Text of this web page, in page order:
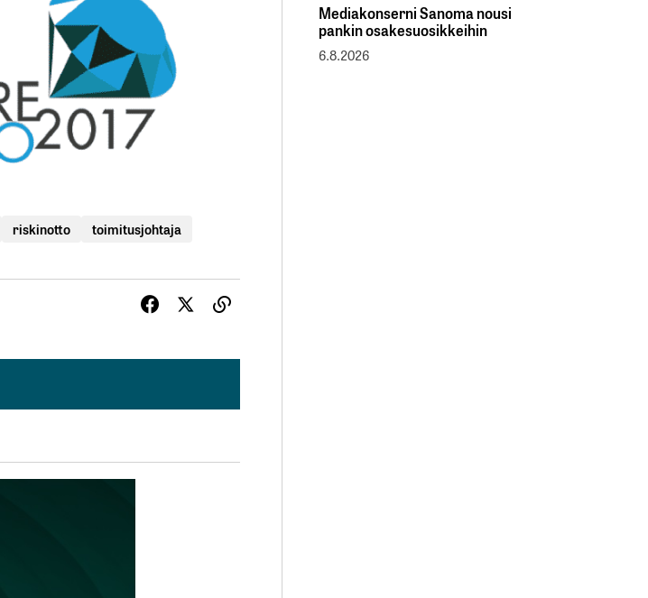
riskinotto toimitusjohtaja
Mediakonserni Sanoma nousi
pankin osakesuosikkeihin
6.8.2026